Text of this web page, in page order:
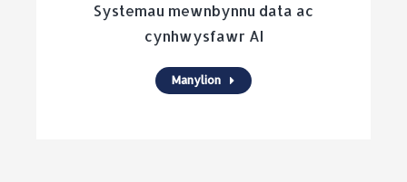
Systemau mewnbynnu data ac
cynhwysfawr AI
Manylion